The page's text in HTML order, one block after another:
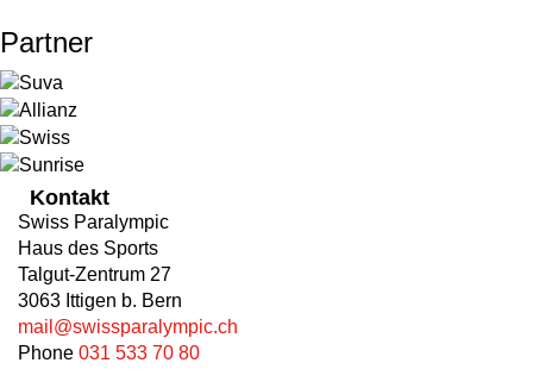
Partner
Kontakt
Swiss Paralympic
Haus des Sports
Talgut-Zentrum 27
3063 Ittigen b. Bern
mail@swissparalympic.ch
Phone 031 533 70 80